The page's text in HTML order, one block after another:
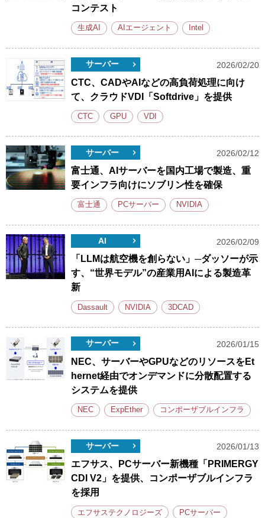
コンテスト
生成AI AIエージェント Intel
サーバー 2026/02/20
CTC、CADやAIなどの高負荷処理に向け
て、クラウドVDI「Softdrive」を提供
CTC GPU VDI
サーバー 2026/02/12
富士通、AIサーバーを国内工場で製造、重
要インフラ向けにソブリン性を確保
富士通 PCサーバー NVIDIA
AI 2026/02/09
「LLMは航空機を創らない」─ダッソーが示
す、“世界モデル”の産業用AIによる製造革
新
Dassault NVIDIA 3DCAD
サーバー 2026/01/15
NEC、サーバーやGPUなどのリソースをEt
hernet経由でオンデマンドに分散配置する
システムを提供
NEC ExpEther コンポーザブルインフラ
サーバー 2026/01/13
エフサス、PCサーバー新機種「PRIMERGY
CDI V2」を提供、コンポーザブルインフラ
を採用
エフサステクノロジーズ PCサーバー